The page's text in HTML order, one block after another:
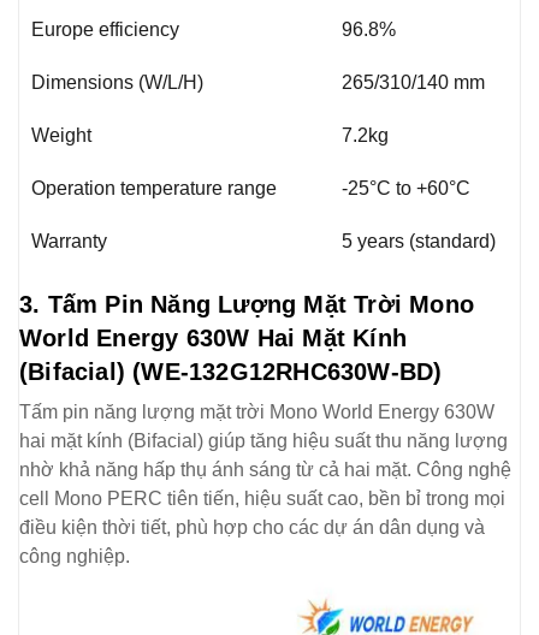
Europe efficiency 96.8%
Dimensions (W/L/H) 265/310/140 mm
Weight 7.2kg
Operation temperature range -25°C to +60°C
Warranty 5 years (standard)
3. Tấm Pin Năng Lượng Mặt Trời Mono
World Energy 630W Hai Mặt Kính
(Bifacial) (WE-132G12RHC630W-BD)
Tấm pin năng lượng mặt trời Mono World Energy 630W
hai mặt kính (Bifacial) giúp tăng hiệu suất thu năng lượng
nhờ khả năng hấp thụ ánh sáng từ cả hai mặt. Công nghệ
cell Mono PERC tiên tiến, hiệu suất cao, bền bỉ trong mọi
điều kiện thời tiết, phù hợp cho các dự án dân dụng và
công nghiệp.